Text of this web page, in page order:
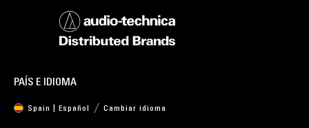
PAÍS E IDIOMA
Spain | Español Cambiar idioma